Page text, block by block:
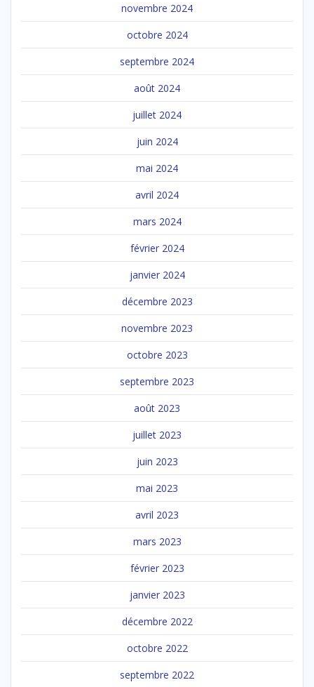
novembre 2024
octobre 2024
septembre 2024
août 2024
juillet 2024
juin 2024
mai 2024
avril 2024
mars 2024
février 2024
janvier 2024
décembre 2023
novembre 2023
octobre 2023
septembre 2023
août 2023
juillet 2023
juin 2023
mai 2023
avril 2023
mars 2023
février 2023
janvier 2023
décembre 2022
octobre 2022
septembre 2022